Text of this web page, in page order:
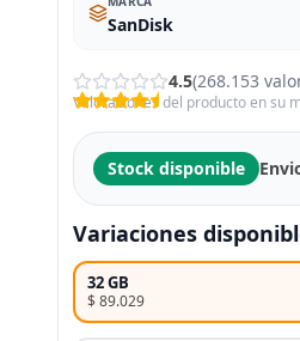
SanDisk
4.5(268.153
Valoraciones del producto en su
Stock disponible
Variaciones
32 GB
$ 89.029